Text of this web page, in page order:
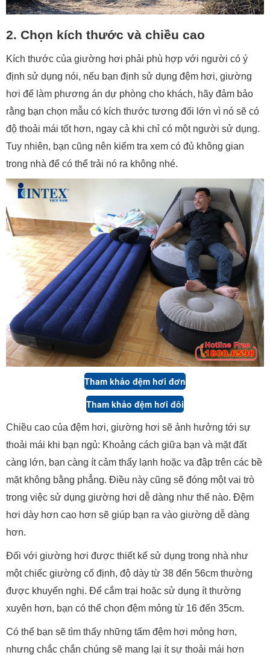
2. Chọn kích thước và chiều cao
Kích thước của giường hơi phải phù hợp với người có ý
định sử dụng nói, nếu bạn định sử dụng đệm hơi, giường
hơi để làm phương án dự phòng cho khách, hãy đảm bảo
rằng bạn chọn mẫu có kích thước tương đối lớn vì nó sẽ có
độ thoải mái tốt hơn, ngay cả khi chỉ có một người sử dụng.
Tuy nhiên, bạn cũng nên kiểm tra xem có đủ không gian
trong nhà để có thể trải nó ra không nhé.
Tham khảo đệm hơi đơn
Tham khảo đệm hơi đôi
Chiều cao của đệm hơi, giường hơi sẽ ảnh hưởng tới sự
thoải mái khi bạn ngủ: Khoảng cách giữa bạn và mặt đất
càng lớn, bạn càng ít cảm thấy lạnh hoặc va đập trên các bề
mặt không bằng phẳng. Điều này cũng sẽ đóng một vai trò
trong việc sử dụng giường hơi dễ dàng như thế nào. Đệm
hơi dày hơn cao hơn sẽ giúp bạn ra vào giường dễ dàng
hơn.
Đối với giường hơi được thiết kế sử dụng trong nhà như
một chiếc giường cố định, độ dày từ 38 đến 56cm thường
được khuyến nghị. Để cắm trại hoặc sử dụng ít thường
xuyên hơn, bạn có thể chọn đệm mỏng từ 16 đến 35cm.
Có thể bạn sẽ tìm thấy những tấm đệm hơi mỏng hơn,
nhưng chắc chắn chúng sẽ mang lại ít sự thoải mái hơn